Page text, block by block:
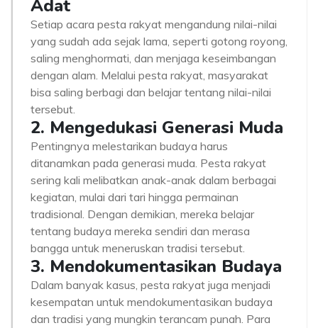
Adat
Setiap acara pesta rakyat mengandung nilai-nilai
yang sudah ada sejak lama, seperti gotong royong,
saling menghormati, dan menjaga keseimbangan
dengan alam. Melalui pesta rakyat, masyarakat
bisa saling berbagi dan belajar tentang nilai-nilai
tersebut.
2. Mengedukasi Generasi Muda
Pentingnya melestarikan budaya harus
ditanamkan pada generasi muda. Pesta rakyat
sering kali melibatkan anak-anak dalam berbagai
kegiatan, mulai dari tari hingga permainan
tradisional. Dengan demikian, mereka belajar
tentang budaya mereka sendiri dan merasa
bangga untuk meneruskan tradisi tersebut.
3. Mendokumentasikan Budaya
Dalam banyak kasus, pesta rakyat juga menjadi
kesempatan untuk mendokumentasikan budaya
dan tradisi yang mungkin terancam punah. Para